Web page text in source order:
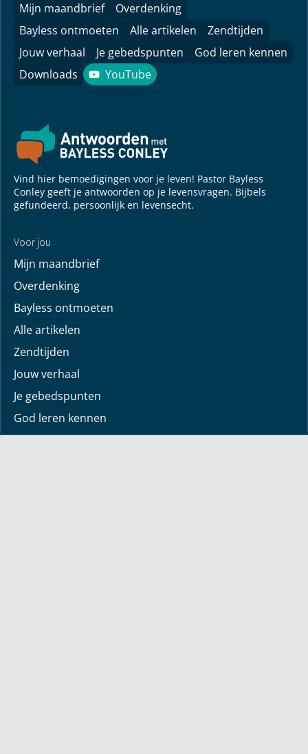
Mijn maandbrief
Overdenking
Bayless ontmoeten
Alle artikelen
Zendtijden
Jouw verhaal
Je gebedspunten
God leren kennen
Downloads
YouTube
YouTube
Vind hier bemoedigingen voor je leven! Pastor Bayless
Conley geeft je antwoorden op je levensvragen. Bijbels
gefundeerd, persoonlijk en levensecht.
Voor jou
Mijn maandbrief
Overdenking
Bayless ontmoeten
Alle artikelen
Zendtijden
Jouw verhaal
Je gebedspunten
God leren kennen
Downloads